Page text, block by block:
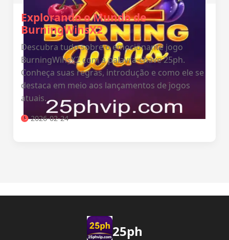
Explorando o Mundo de
BurningWinsX2
Descubra tudo sobre o emocionante jogo
BurningWinsX2 com a palavra-chave 25ph.
Conheça suas regras, introdução e como ele se
destaca em meio aos lançamentos de jogos
atuais.
2026-02-24
25ph